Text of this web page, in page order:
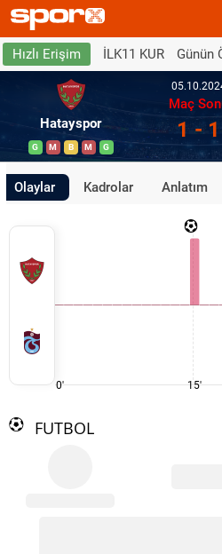
Hızlı Erişim İLK11 KUR Günün
Hatayspor
G M B M G
Maç
1 - 1
Olaylar Kadrolar Anlatım
0' 15'
FUTBOL